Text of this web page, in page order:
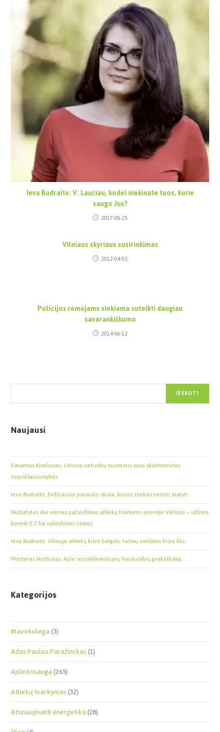
Ieva Budraitė: V. Laučiau, kodėl niekinate tuos, kurie
saugo Jus?
2017-08-25
Vilniaus skyriaus susirinkimas
2012-04-03
Policijos rėmėjams siekiama suteikti daugiau
savarankiškumo
2014-06-12
IEŠKOTI
Naujausi
Eimantas Kiseliovas. Lietuva neturėtų nuomotis savo skaitmeninės
nepriklausomybės
Ieva Budraitė. Didžiausia pasaulio skola, kurios niekas nenori matyti
Nustatytas dar vienas pažeidimas atliekų tvarkymo įmonėje Vilniuje – užimta
beveik 0,7 ha valstybinės žemės
Ieva Budraitė. Vilniuje atliekų krizė baigsis, tačiau valdymo krizė liks.
Martynas Norbutas. Apie socialdemokratų Vyriausybių prakeiksmą
Kategorijos
#tavokolega(3)
Adas Paulius Paražinskas(1)
Aplinkosauga(265)
Atliekų tvarkymas(32)
Atsinaujinanti energetika(28)